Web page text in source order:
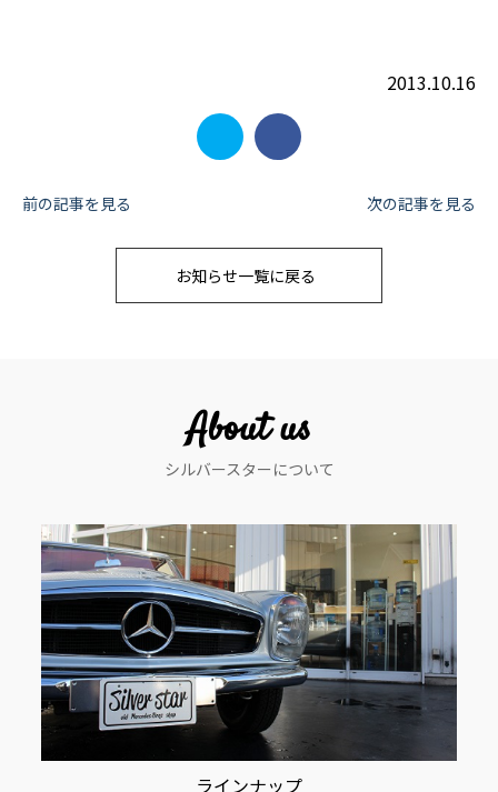
2013.10.16
投
ン
前の記事を見る 次の記事を見る
お知らせ一覧に戻る
About us
シルバースターについて
ラインナップ